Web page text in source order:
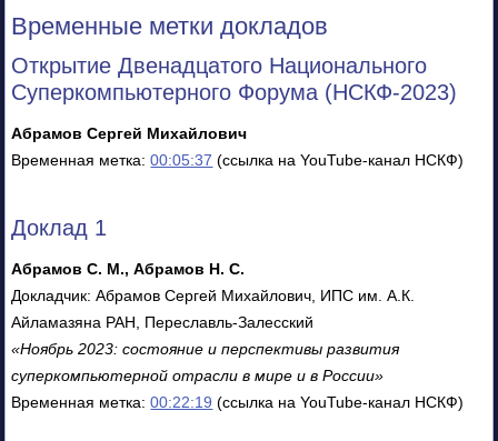
Временные метки докладов
Открытие Двенадцатого Национального
Суперкомпьютерного Форума (НСКФ-2023)
Абрамов Сергей Михайлович
Временная метка:00:05:37 (ссылка на YouTube-канал НСКФ)
Доклад 1
Абрамов С. М., Абрамов Н. С.
Докладчик: Абрамов Сергей Михайлович, ИПС им. А.К.
Айламазяна РАН, Переславль-Залесский
«Ноябрь 2023: состояние и перспективы развития
суперкомпьютерной отрасли в мире и в России»
Временная метка:00:22:19 (ссылка на YouTube-канал НСКФ)